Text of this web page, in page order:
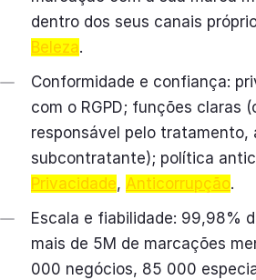
dentro dos seus canais
Beleza.
Conformidade e confiança:
com o RGPD; funções claras
responsável pelo tratamento,
subcontratante); política
Privacidade, Anticorrupção.
Escala e fiabilidade: 99,98%
mais de 5M de marcações
000 negócios, 85 000